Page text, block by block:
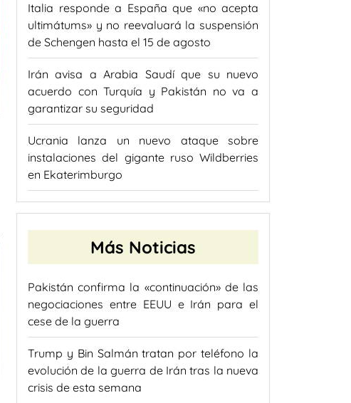
Italia responde a España que «no acepta
ultimátums» y no reevaluará la suspensión
de Schengen hasta el 15 de agosto
Irán avisa a Arabia Saudí que su nuevo
acuerdo con Turquía y Pakistán no va a
garantizar su seguridad
Ucrania lanza un nuevo ataque sobre
instalaciones del gigante ruso Wildberries
en Ekaterimburgo
Más Noticias
Pakistán confirma la «continuación» de las
negociaciones entre EEUU e Irán para el
cese de la guerra
Trump y Bin Salmán tratan por teléfono la
evolución de la guerra de Irán tras la nueva
crisis de esta semana